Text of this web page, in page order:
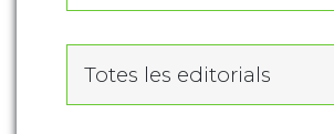
Totes les editorials